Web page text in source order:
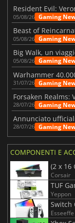
05/08/26 Gaming
05/08/26 Gaming
Big Walk, un
05/08/26 Gaming
31/07/26 Gaming
28/07/26 Gaming
28/07/26 Gaming
COMPONENTI E
Corsair
Yeppon
Switch
Esseeffe